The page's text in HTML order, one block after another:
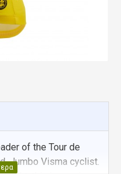
of the Tour de
Jumbo Visma cyclist.